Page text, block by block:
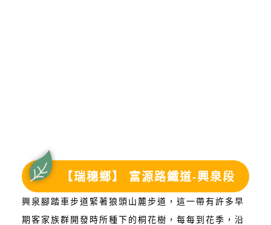
【瑞穗鄉】 富源路鐵道-興泉段
興泉腳踏車步道緊著狼頭山麓步道，這一帶有許多早
期客家族群開發時所種下的桐花樹，每每到花季，沿